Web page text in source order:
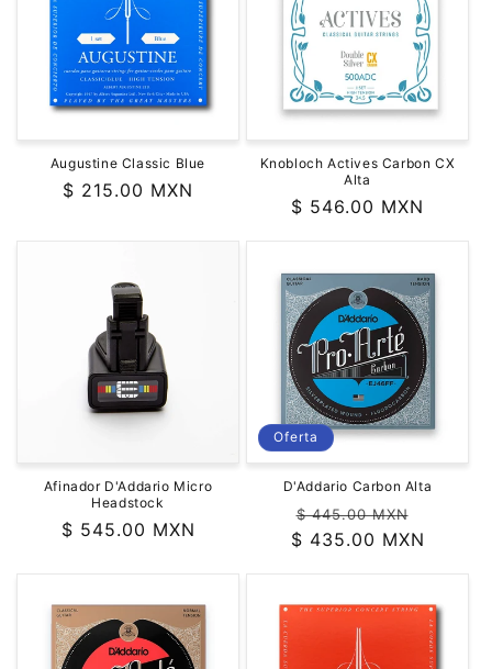
Augustine Classic Blue
Precio
$ 215.00 MXN
Knobloch Actives Carbon CX
Alta
Precio
$ 546.00 MXN
Afinador D'Addario Micro
Headstock
Precio
$ 545.00 MXN
Oferta
D'Addario Carbon Alta
Precio
habitual
$ 445.00 MXN
de
$ 435.00 MXN